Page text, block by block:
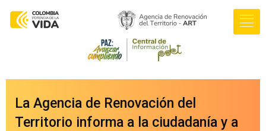
La Agencia de Renovación del
Territorio informa a la ciudadanía y a